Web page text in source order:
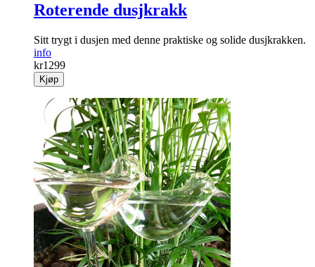
Roterende dusjkrakk
Sitt trygt i dusjen med denne praktiske og solide dusj­krakken.
info
kr1299
Kjøp